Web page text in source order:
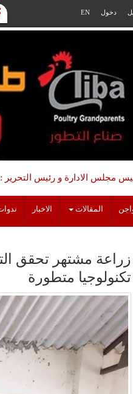
دخول EN
مجلس الادارة و رئيس التحرير
المقالات الاخبار
زراعة مشتهر تحقق
تكنولوجيا متطورة